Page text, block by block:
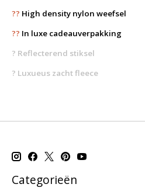
?? High density nylon weefsel
?? In luxe cadeauverpakking
? Reflecterend stiksel
? Luxueus zacht fleece
Categorieën